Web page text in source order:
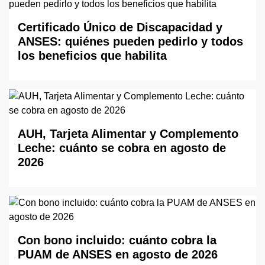
Certificado Único de Discapacidad y
ANSES: quiénes pueden pedirlo y todos
los beneficios que habilita
AUH, Tarjeta Alimentar y Complemento
Leche: cuánto se cobra en agosto de
2026
Con bono incluido: cuánto cobra la
PUAM de ANSES en agosto de 2026